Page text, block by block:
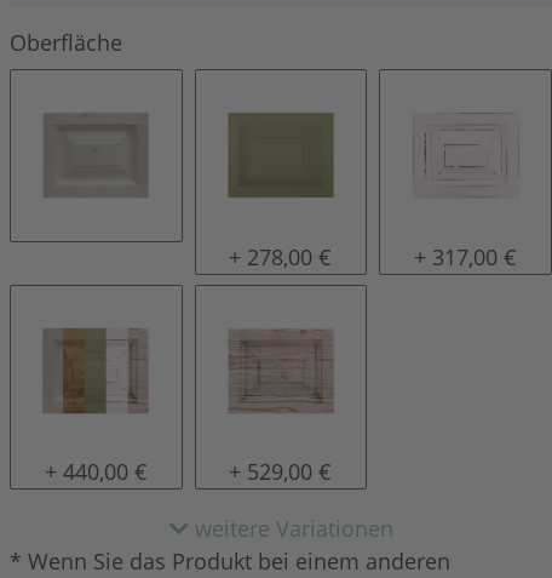
Oberfläche
natur (unlackiert)lackiert
+ 278,00 € shabby chic
+ 317,00 €
Konfigurator alles frei wählbar
+ 440,00 € tief gebürstet
+ 529,00 €
weitere Variationen
* Wenn Sie das Produkt bei einem anderen